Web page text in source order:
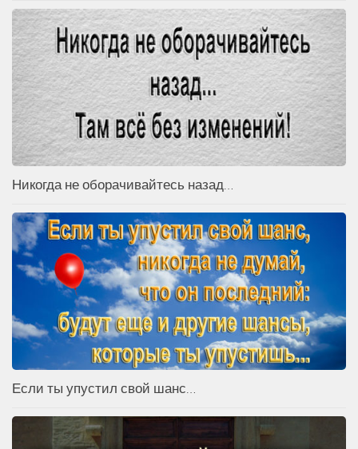
Никогда не оборачивайтесь назад…
Если ты упустил свой шанс…